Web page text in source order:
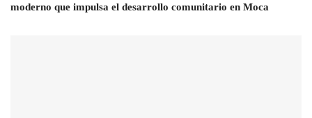
moderno que impulsa el desarrollo comunitario en Moca